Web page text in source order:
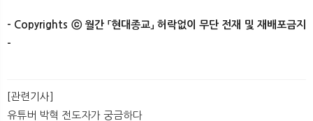
- Copyrights ⓒ 월간 「현대종교」 허락없이 무단 전재 및 재배포금지
-​​​
[관련기사]
유튜버 박혁 전도자가 궁금하다